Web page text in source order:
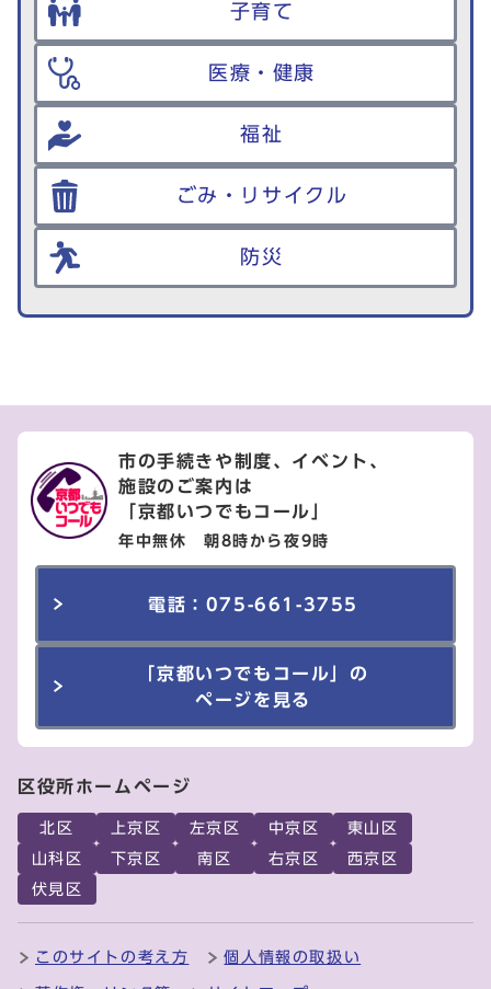
子育て
医療・健康
福祉
ごみ・リサイクル
防災
市の手続きや制度、イベント、
施設のご案内は
「京都いつでもコール」
年中無休 朝8時から夜9時
電話：075-661-3755
「京都いつでもコール」の
ページを見る
区役所ホームページ
北区 上京区 左京区 中京区
東山区
山科区
下京区 南区 右京区
西京区
伏見区
このサイトの考え方 個人情報の取扱い